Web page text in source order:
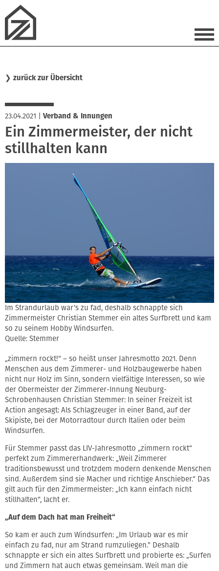
❯ zurück zur Übersicht
23.04.2021 Verband & Innungen
Ein Zimmermeister, der nicht
stillhalten kann
Im Strandurlaub war's zu fad, deshalb schnappte sich
Zimmermeister Christian Stemmer ein altes Surfbrett und kam
so zu seinem Hobby Windsurfen.
Quelle: Stemmer
„zimmern rockt!“ – so heißt unser Jahresmotto 2021. Denn
Menschen aus dem Zimmerer- und Holzbaugewerbe haben
nicht nur Holz im Sinn, sondern vielfältige Interessen, so wie
der Obermeister der Zimmerer-Innung Neuburg-
Schrobenhausen Christian Stemmer: In seiner Freizeit ist
Action angesagt: Als Schlagzeuger in einer Band, auf der
Skipiste, bei der Motorradtour durch Italien oder beim
Windsurfen.
Für Stemmer passt das LIV-Jahresmotto „zimmern rockt“
perfekt zum Zimmererhandwerk: „Weil Zimmerer
traditionsbewusst und trotzdem modern denkende Menschen
sind. Außerdem sind sie Macher und richtige Anschieber.“ Das
gilt auch für den Zimmermeister: „Ich kann einfach nicht
stillhalten“, lacht er.
„Auf dem Dach hat man Freiheit“
So kam er auch zum Windsurfen: „Im Urlaub war es mir
einfach zu fad, nur am Strand rumzuliegen." Deshalb
schnappte er sich ein altes Surfbrett und probierte es: „Surfen
und Zimmern hat auch etwas gemeinsam. Weil man die